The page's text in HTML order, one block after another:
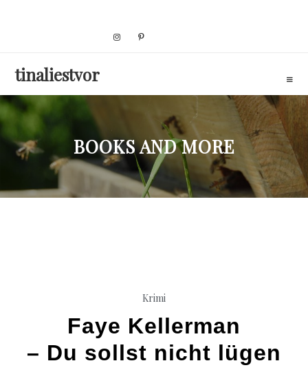
tinaliestvor
BOOKS AND MORE
Krimi
Faye Kellerman
– Du sollst nicht lügen